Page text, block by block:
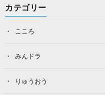
カテゴリー
こころ
みんドラ
りゅうおう